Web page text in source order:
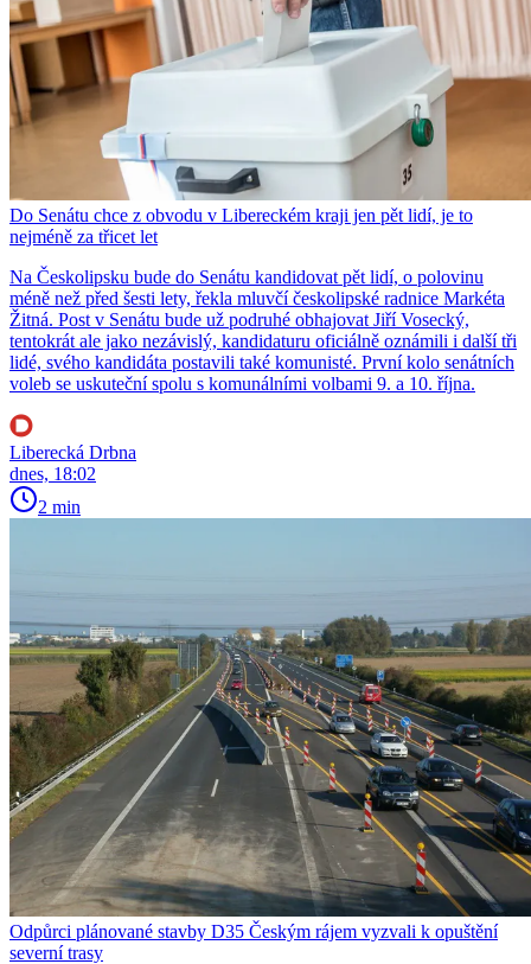
Do Senátu chce z obvodu v Libereckém kraji jen pět lidí, je to
nejméně za třicet let
Na Českolipsku bude do Senátu kandidovat pět lidí, o polovinu
méně než před šesti lety, řekla mluvčí českolipské radnice Markéta
Žitná. Post v Senátu bude už podruhé obhajovat Jiří Vosecký,
tentokrát ale jako nezávislý, kandidaturu oficiálně oznámili i další tři
lidé, svého kandidáta postavili také komunisté. První kolo senátních
voleb se uskuteční spolu s komunálními volbami 9. a 10. října.
Liberecká Drbna
dnes, 18:02
2 min
Odpůrci plánované stavby D35 Českým rájem vyzvali k opuštění
severní trasy